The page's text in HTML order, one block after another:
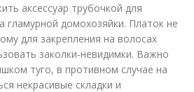
аксессуар трубочкой для
гламурной домохозяйки. Платок не
для закрепления на волосах
заколки-невидимки. Важно
туго, в противном случае на
некрасивые складки и